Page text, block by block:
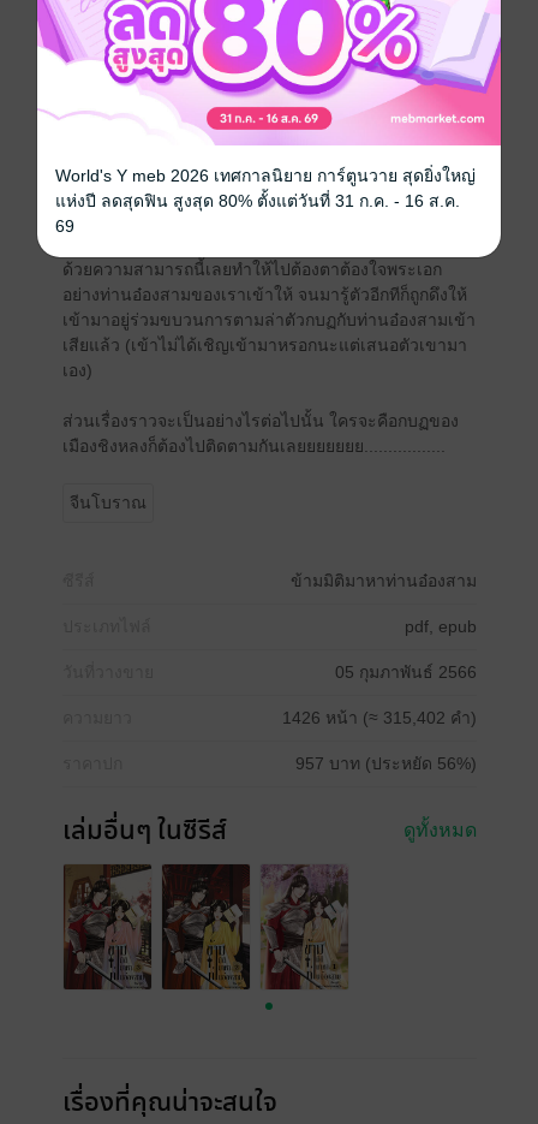
ในเมืองนี้ร่วมกับท่านอ๋องสาม พระเอกของเรื่องเข้าแล้ว
ส่วนสาเหตุว่าทำไมฉันถึงได้ถูกดึงเข้ามาพัวพันกับเรื่องนี้
หน่ะเหรอ คำตอบสั้น ๆ เลยนะ เพราะท่านอ๋องหล่อมากกก
กก.......(อันนี้คำตอบที่คิดในใจที่พูดออกไปไม่ได้นะเพราะ
แต่ความจริงแล้วสาเหตุที่ฉันต้องเข้ามาพัวพันกับเรื่องนี้ได้
นั้น ล้วนแล้วแต่เกิดมาจากความสามารถพิเศษส่วนตัว นั่น
ด้วยความสามารถนี้เลยทำให้ไปต้องตาต้องใจพระเอก
อย่างท่านอ๋องสามของเราเข้าให้ จนมารู้ตัวอีกทีก็ถูกดึงให้
เข้ามาอยู่ร่วมขบวนการตามล่าตัวกบฏกับท่านอ๋องสามเข้า
เสียแล้ว (เข้าไม่ได้เชิญเข้ามาหรอกนะแต่เสนอตัวเขามา
เอง)
ส่วนเรื่องราวจะเป็นอย่างไรต่อไปนั้น ใครจะคือกบฏของ
เมืองชิงหลงก็ต้องไปติดตามกันเลยยยยยยย.................
จีนโบราณ
ข้ามมิติมาหาท่านอ๋องสาม
pdf, epub
05 กุมภาพันธ์ 2566
1426 หน้า (≈ 315,402 คำ)
957 บาท (ประหยัด 56%)
เล่มอื่นๆ ในซีรีส์ ดูทั้งหมด
เรื่องที่คุณน่าจะสนใจ
World's Y meb 2026 เทศกาลนิยาย การ์ตูนวาย สุดยิ่งใหญ่
แห่งปี ลดสุดฟิน สูงสุด 80% ตั้งแต่วันที่ 31 ก.ค. - 16 ส.ค.
69